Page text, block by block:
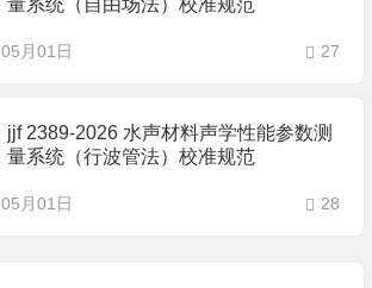
量系统（自由场法）校准规范
05月01日 27
jjf 2389-2026 水声材料声学性能参数测
量系统（行波管法）校准规范
05月01日 28